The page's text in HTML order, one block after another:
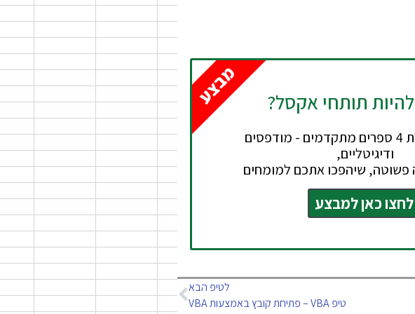
תותחי אקסל?
חבילה הכוללת 4 ספרים מתקדמים - מודפסים
ודיגיטליים,
פשוטה, שיהפכו אתכם למומחים
לחצו כאן למבצע
מבצע
לטיפ הבא
טיפ VBA – פתיחת קובץ באמצעות VBA